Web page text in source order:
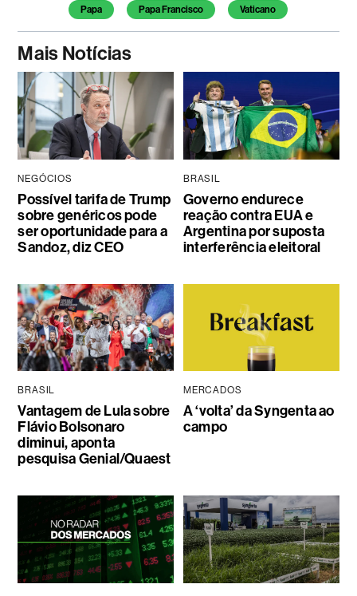
Temas deste artigo
Papa Papa Francisco Vaticano
Mais Notícias
NEGÓCIOS
Possível tarifa de Trump
sobre genéricos pode
ser oportunidade para a
Sandoz, diz CEO
BRASIL
Governo endurece
reação contra EUA e
Argentina por suposta
interferência eleitoral
BRASIL
Vantagem de Lula sobre
Flávio Bolsonaro
diminui, aponta
pesquisa Genial/Quaest
MERCADOS
A ‘volta’ da Syngenta ao
campo